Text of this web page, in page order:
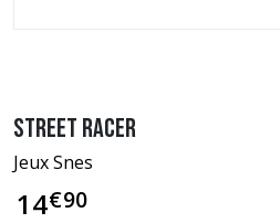
Street Racer
Jeux Snes
14€90